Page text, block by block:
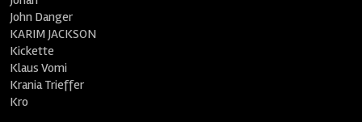
John Danger
KARIM JACKSON
Kickette
Klaus Vomi
Krania Trieffer
Kro